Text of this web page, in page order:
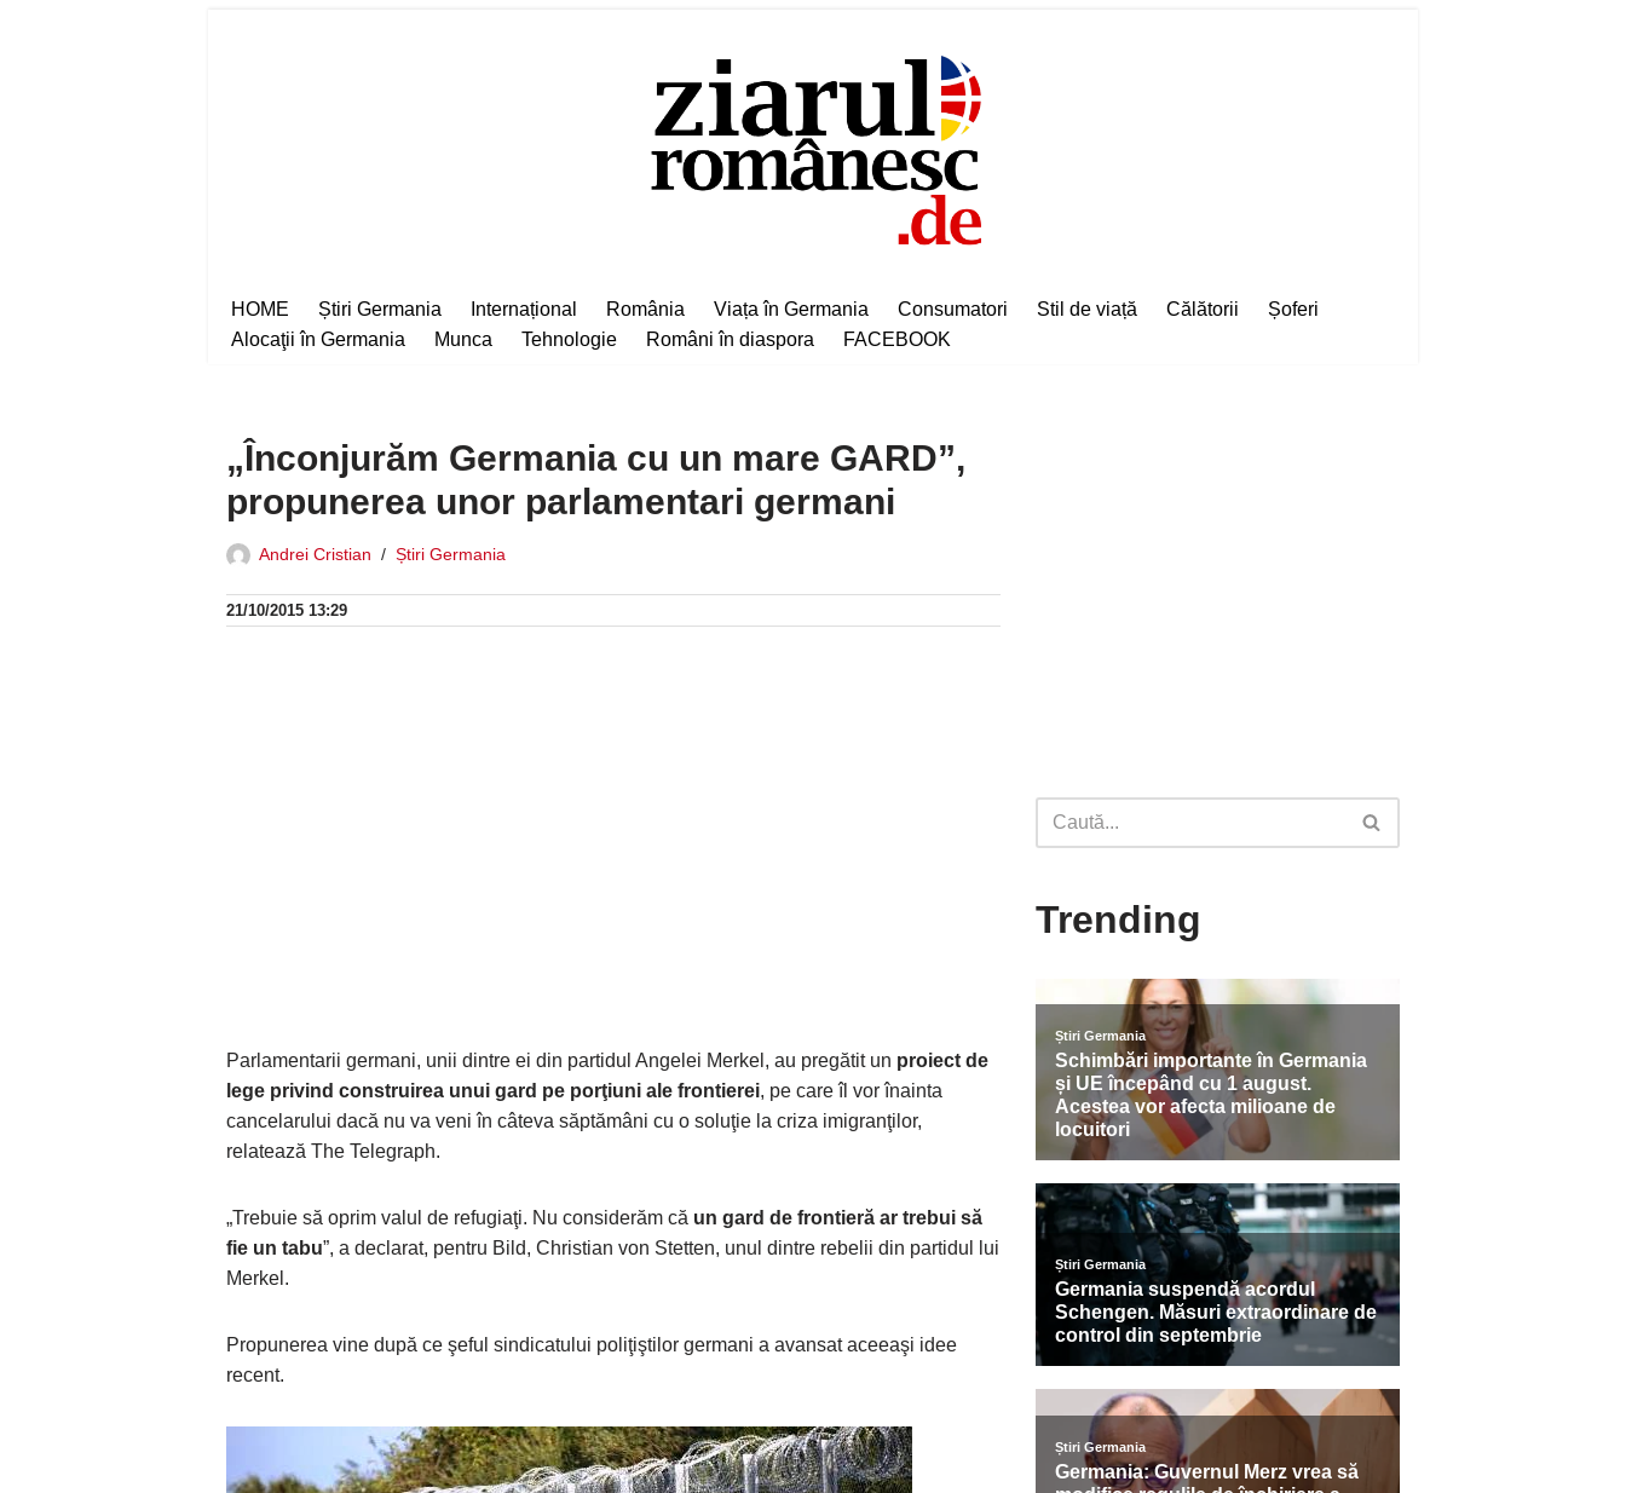
HOME Știri Germania Internațional România Viața în Germania Consumatori Stil de viață Călătorii
Șoferi
Alocaţii în Germania
Munca Tehnologie Români în diaspora FACEBOOK
„Înconjurăm Germania cu un mare GARD”,
propunerea unor parlamentari germani
Andrei Cristian Știri Germania
21/10/2015 13:29
Parlamentarii germani, unii dintre ei din partidul Angelei Merkel, au pregătit un proiect de
lege privind construirea unui gard pe porţiuni ale frontierei, pe care îl vor înainta
cancelarului dacă nu va veni în câteva săptămâni cu o soluţie la criza imigranţilor,
relatează The Telegraph.
„Trebuie să oprim valul de refugiaţi. Nu considerăm că un gard de frontieră ar trebui să
fie un tabu”, a declarat, pentru Bild, Christian von Stetten, unul dintre rebelii din partidul lui
Merkel.
Propunerea vine după ce şeful sindicatului poliţiştilor germani a avansat aceeaşi idee
recent.
Trending